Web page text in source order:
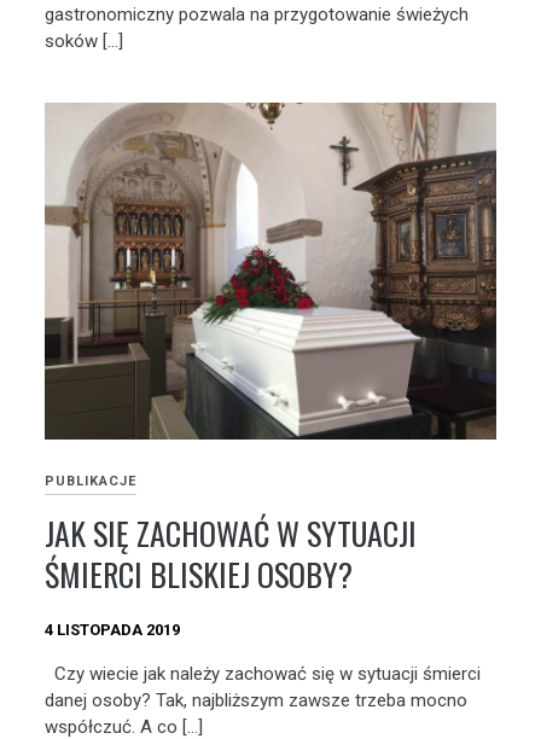
gastronomiczny pozwala na przygotowanie świeżych
soków […]
PUBLIKACJE
JAK SIĘ ZACHOWAĆ W SYTUACJI
ŚMIERCI BLISKIEJ OSOBY?
4 LISTOPADA 2019
Czy wiecie jak należy zachować się w sytuacji śmierci
danej osoby? Tak, najbliższym zawsze trzeba mocno
współczuć. A co […]